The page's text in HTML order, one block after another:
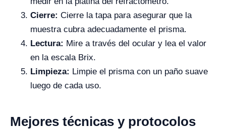
Cierre: Cierre la tapa para asegurar que la
muestra cubra adecuadamente el prisma.
Lectura: Mire a través del ocular y lea el valor
en la escala Brix.
Limpieza: Limpie el prisma con un paño suave
luego de cada uso.
Mejores técnicas y protocolos